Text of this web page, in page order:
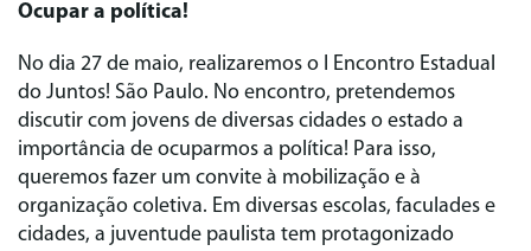
Ocupar a política!
No dia 27 de maio, realizaremos o I Encontro Estadual
do Juntos! São Paulo. No encontro, pretendemos
discutir com jovens de diversas cidades o estado a
importância de ocuparmos a política! Para isso,
queremos fazer um convite à mobilização e à
organização coletiva. Em diversas escolas, faculades e
cidades, a juventude paulista tem protagonizado